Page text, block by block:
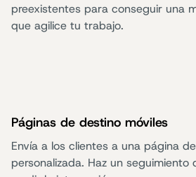
preexistentes para conseguir una
que agilice tu trabajo.
Páginas de destino móviles
Envía a los clientes a una página
personalizada. Haz un seguimiento